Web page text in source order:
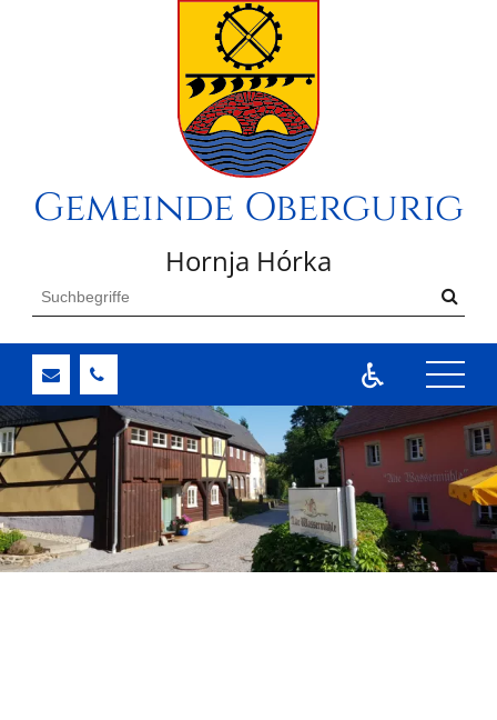
Gemeinde Obergurig
Hornja Hórka